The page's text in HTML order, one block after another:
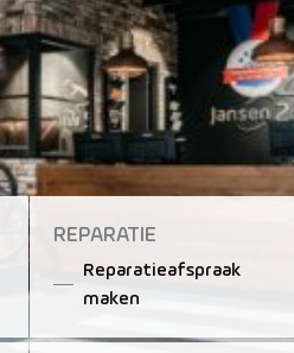
REPARATIE
Reparatieafspraak
maken